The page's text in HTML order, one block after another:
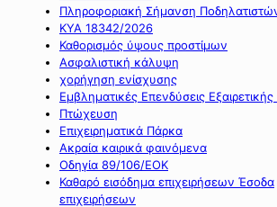
Πληροφοριακή Σήμανση
ΚΥΑ 18342/2026
Καθορισμός ύψους προστίμων
Ασφαλιστική κάλυψη
χορήγηση ενίσχυσης
Εμβληματικές Επενδύσεις
Πτώχευση
Επιχειρηματικά Πάρκα
Ακραία καιρικά φαινόμενα
Οδηγία 89/106/ΕΟΚ
Καθαρό εισόδημα επιχειρήσεων Έσοδα
επιχειρήσεων